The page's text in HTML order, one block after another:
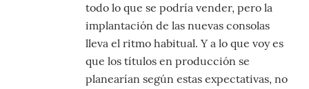
todo lo que se podría vender, pero la
implantación de las nuevas consolas
lleva el ritmo habitual. Y a lo que voy es
que los títulos en producción se
planearían según estas expectativas, no